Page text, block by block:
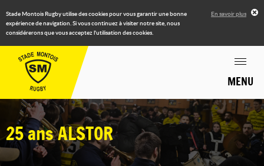
Stade Montois Rugby utilise des cookies pour vous garantir une bonne
expérience de navigation. Si vous continuez à visiter notre site, nous
considérerons que vous acceptez l'utilisation des cookies.
En savoir plus
MENU
25 ans ALSTOR